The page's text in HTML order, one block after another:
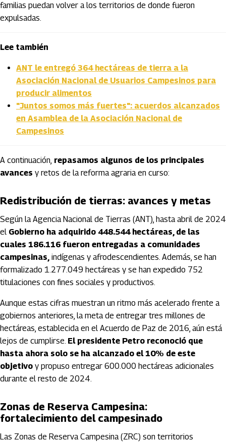
familias puedan volver a los territorios de donde fueron
expulsadas.
Lee también
ANT le entregó 364 hectáreas de tierra a la
Asociación Nacional de Usuarios Campesinos para
producir alimentos
"Juntos somos más fuertes": acuerdos alcanzados
en Asamblea de la Asociación Nacional de
Campesinos
A continuación, repasamos algunos de los principales
avances y retos de la reforma agraria en curso:
Redistribución de tierras: avances y metas
Según la Agencia Nacional de Tierras (ANT), hasta abril de 2024
el Gobierno ha adquirido 448.544 hectáreas, de las
cuales 186.116 fueron entregadas a comunidades
campesinas, indígenas y afrodescendientes. Además, se han
formalizado 1.277.049 hectáreas y se han expedido 752
titulaciones con fines sociales y productivos.
Aunque estas cifras muestran un ritmo más acelerado frente a
gobiernos anteriores, la meta de entregar tres millones de
hectáreas, establecida en el Acuerdo de Paz de 2016, aún está
lejos de cumplirse. El presidente Petro reconoció que
hasta ahora solo se ha alcanzado el 10% de este
objetivo y propuso entregar 600.000 hectáreas adicionales
durante el resto de 2024.
Zonas de Reserva Campesina:
fortalecimiento del campesinado
Las Zonas de Reserva Campesina (ZRC) son territorios